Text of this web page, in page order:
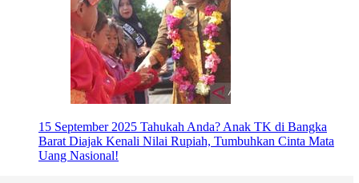
15 September 2025 Tahukah Anda? Anak TK di Bangka
Barat Diajak Kenali Nilai Rupiah, Tumbuhkan Cinta Mata
Uang Nasional!